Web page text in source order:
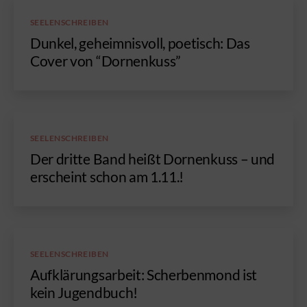
Kategorien
SEELENSCHREIBEN
Dunkel, geheimnisvoll, poetisch: Das
Cover von “Dornenkuss”
Kategorien
SEELENSCHREIBEN
Der dritte Band heißt Dornenkuss – und
erscheint schon am 1.11.!
Kategorien
SEELENSCHREIBEN
Aufklärungsarbeit: Scherbenmond ist
kein Jugendbuch!